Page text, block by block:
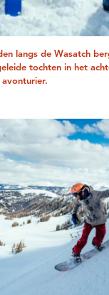
langs de Wasatch
tochten in het